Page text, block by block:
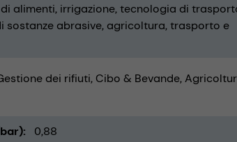
alimenti irrigazione tecnologia di
sostanze abrasive agricoltura trasporto e
dei rifiuti Cibo & Bevande
0,88